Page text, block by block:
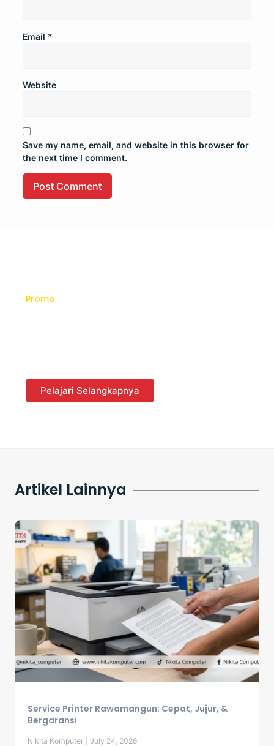
Email *
Website
Save my name, email, and website in this browser for
the next time I comment.
Promo
Pelajari Selangkapnya
Artikel Lainnya
Service Printer Rawamangun: Cepat, Jujur, &
Bergaransi
Nikita Komputer July 24, 2026